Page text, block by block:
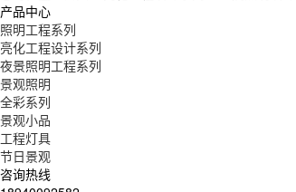
产品中心
照明工程系列
亮化工程设计系列
夜景照明工程系列
景观照明
全彩系列
景观小品
工程灯具
节日景观
咨询热线